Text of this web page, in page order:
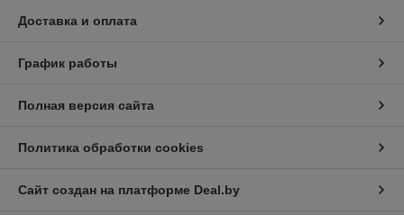
Доставка и оплата
График работы
Полная версия сайта
Политика обработки cookies
Сайт создан на платформе Deal.by